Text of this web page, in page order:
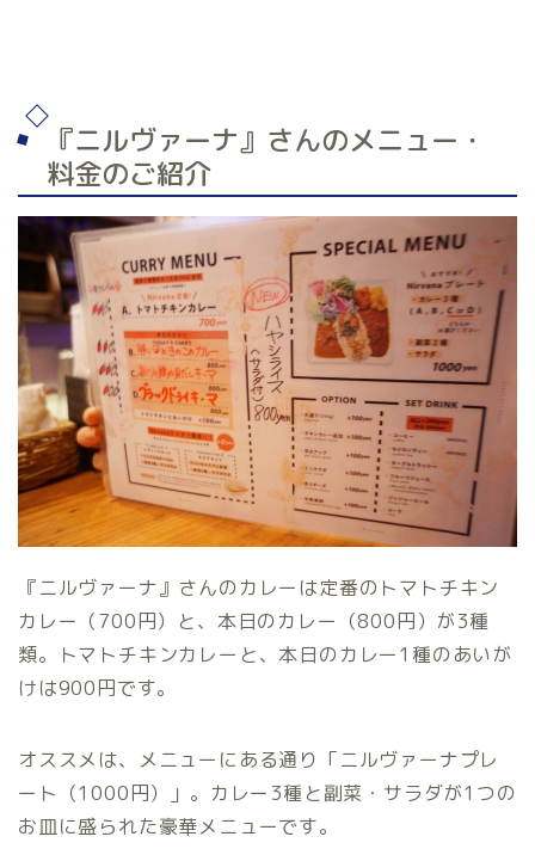
『ニルヴァーナ』さんのメニュー・
料金のご紹介
『ニルヴァーナ』さんのカレーは定番のトマトチキン
カレー（700円）と、本日のカレー（800円）が3種
類。トマトチキンカレーと、本日のカレー1種のあいが
けは900円です。
オススメは、メニューにある通り「ニルヴァーナプレ
ート（1000円）」。カレー3種と副菜・サラダが1つの
お皿に盛られた豪華メニューです。